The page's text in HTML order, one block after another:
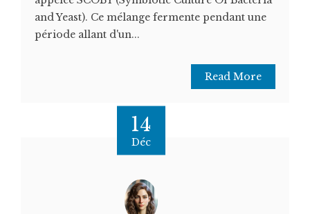
and Yeast). Ce mélange fermente pendant une
période allant d'un...
Read More
14
Déc